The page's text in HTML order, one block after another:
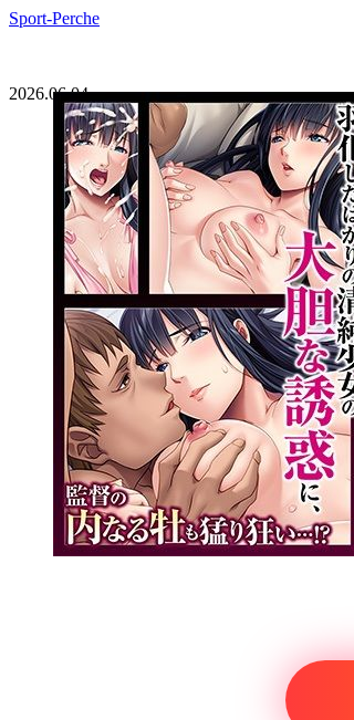
Sport-Perche
2026.06.04